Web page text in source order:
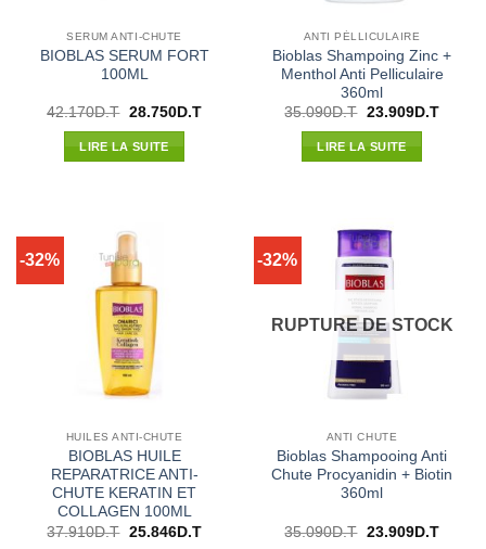
SERUM ANTI-CHUTE
BIOBLAS SERUM FORT
100ML
42.170D.T Le
initial
était :
28.750D.TLe
LIRE LA SUITE
ANTI PÉLLICULAIRE
Bioblas Shampoing Zinc +
Menthol Anti Pelliculaire
360ml
35.090D.T Le
initial
était :
23.909D.TLe
LIRE LA SUITE
-32%
HUILES ANTI-CHUTE
BIOBLAS HUILE
REPARATRICE ANTI-
CHUTE KERATIN ET
COLLAGEN 100ML
37.910D.T Le
25.846D.TLe
-32%
RUPTURE DE STOCK
ANTI CHUTE
Bioblas Shampooing Anti
Chute Procyanidin + Biotin
360ml
35.090D.T Le
23.909D.TLe